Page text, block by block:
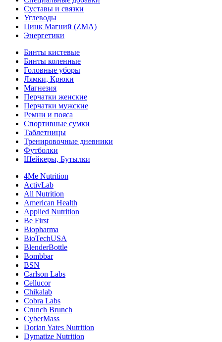
Суставы и связки
Углеводы
Цинк Магний (ZMA)
Энергетики
Бинты кистевые
Бинты коленные
Головные уборы
Лямки, Крюки
Магнезия
Перчатки женские
Перчатки мужские
Ремни и пояса
Спортивные сумки
Таблетницы
Тренировочные дневники
Футболки
Шейкеры, Бутылки
4Me Nutrition
ActivLab
All Nutrition
American Health
Applied Nutrition
Be First
Biopharma
BioTechUSA
BlenderBottle
Bombbar
BSN
Carlson Labs
Cellucor
Chikalab
Cobra Labs
Crunch Brunch
CyberMass
Dorian Yates Nutrition
Dymatize Nutrition